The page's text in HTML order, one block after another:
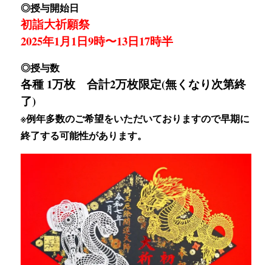
◎授与開始日
初詣大祈願祭
2025年1月1日9時〜13日17時半
◎授与数
各種 1万枚 合計2万枚限定(無くなり次第終
了)
※例年多数のご希望をいただいておりますので早期に
終了する可能性があります。